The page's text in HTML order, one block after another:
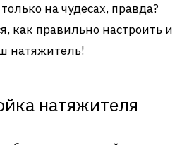
на чудесах, правда?
как правильно настроить и
натяжитель!
натяжителя